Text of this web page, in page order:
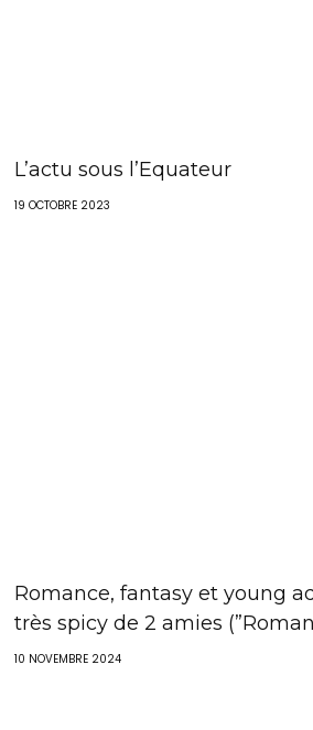
L’actu sous l’Equateur
19 OCTOBRE 2023
Romance, fantasy et young
très spicy de 2 amies
10 NOVEMBRE 2024